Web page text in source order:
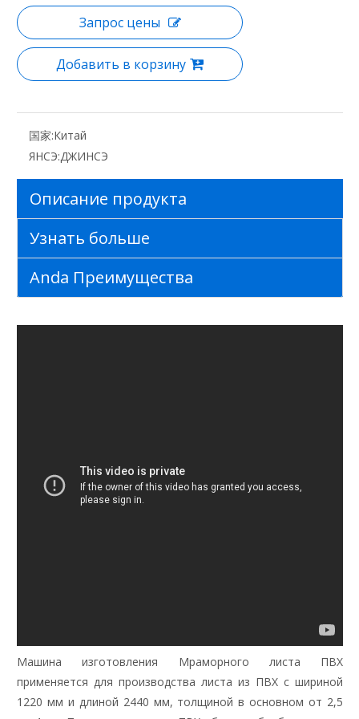
Запрос цены
Добавить в корзину
国家:Китай
ЯНСЭ:ДЖИНСЭ
Описание продукта
Узнать больше
Anda Преимущества
Машина изготовления Мраморного листа ПВХ
применяется для производства листа из ПВХ с шириной
1220 мм и длиной 2440 мм, толщиной в основном от 2,5